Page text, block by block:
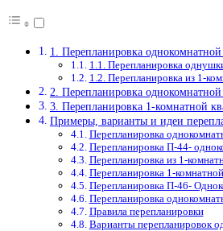
1. Перепланировка
1.1. Перепланировка
1.2. Перепланировка из 1-
2. Перепланировка
3. Перепланировка 1-комнатной
Примеры, варианты и идеи
Перепланировка
Перепланировка П-44-
Перепланировка из 1-
Перепланировка 1-
Перепланировка П-46-
Перепланировка
Правила перепланировки
Варианты перепланировок